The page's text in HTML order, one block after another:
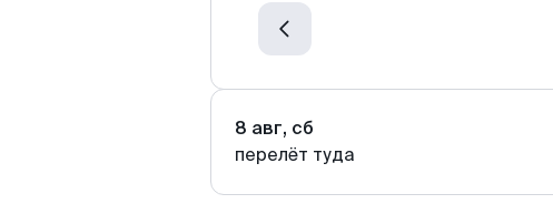
8 авг, сб
перелёт туда